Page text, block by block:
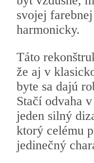
svojej
harmonicky.
Táto
že aj v
byte sa dajú
Stačí odvaha
jeden silný
ktorý celému
jedinečný